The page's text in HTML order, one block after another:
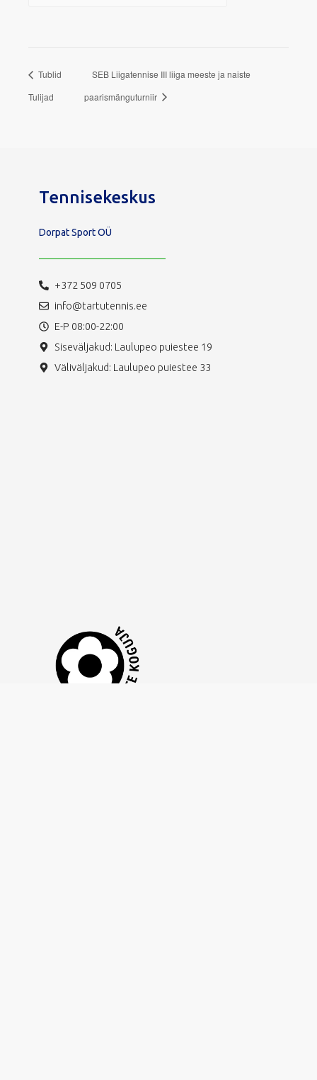
Tublid
Tulijad
SEB Liigatennise III liiga meeste ja naiste
paarismänguturniir
Tennisekeskus
Dorpat Sport OÜ
+372 509 0705
info@tartutennis.ee
E-P 08:00-22:00
Siseväljakud: Laulupeo puiestee 19
Väliväljakud: Laulupeo puiestee 33